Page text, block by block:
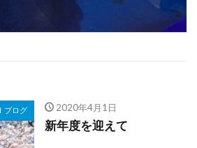
ブログ 2020年4月1日
新年度を迎えて